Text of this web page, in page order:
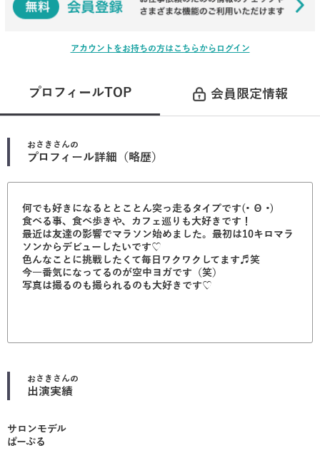
アカウントをお持ちの方はこちらからログイン
プロフィールTOP 会員限定情報
おさき さんの
プロフィール詳細（略歴）
何でも好きになるととことん突っ走るタイプです(• Θ •)
食べる事、食べ歩きや、カフェ巡りも大好きです！
最近は友達の影響でマラソン始めました。最初は10キロマラ
ソンからデビューしたいです♡
色んなことに挑戦したくて毎日ワクワクしてます♬笑
今一番気になってるのが空中ヨガです（笑）
写真は撮るのも撮られるのも大好きです♡
おさき さんの
出演実績
サロンモデル
ぱーぷる